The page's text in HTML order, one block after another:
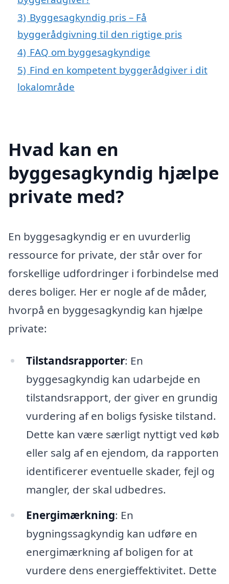
3) Byggesagkyndig pris – Få
byggerådgivning til den rigtige pris
4) FAQ om byggesagkyndige
5) Find en kompetent byggerådgiver i dit
lokalområde
Hvad kan en
byggesagkyndig hjælpe
private med?
En byggesagkyndig er en uvurderlig
ressource for private, der står over for
forskellige udfordringer i forbindelse med
deres boliger. Her er nogle af de måder,
hvorpå en byggesagkyndig kan hjælpe
private:
Tilstandsrapporter: En
byggesagkyndig kan udarbejde en
tilstandsrapport, der giver en grundig
vurdering af en boligs fysiske tilstand.
Dette kan være særligt nyttigt ved køb
eller salg af en ejendom, da rapporten
identificerer eventuelle skader, fejl og
mangler, der skal udbedres.
Energimærkning: En
bygningssagkyndig kan udføre en
energimærkning af boligen for at
vurdere dens energieffektivitet. Dette